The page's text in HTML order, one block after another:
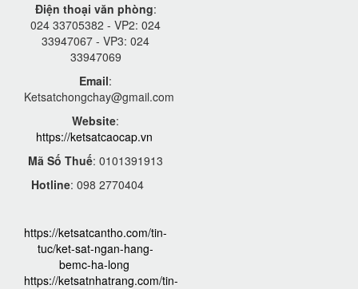
Điện thoại văn phòng:
024 33705382 - VP2: 024
33947067 - VP3: 024
33947069
Email:
Ketsatchongchay@gmail.com
Website:
https://ketsatcaocap.vn
Mã Số Thuế: 0101391913
Hotline: 098 2770404
https://ketsatcantho.com/tin-
tuc/ket-sat-ngan-hang-
bemc-ha-long
https://ketsatnhatrang.com/tin-